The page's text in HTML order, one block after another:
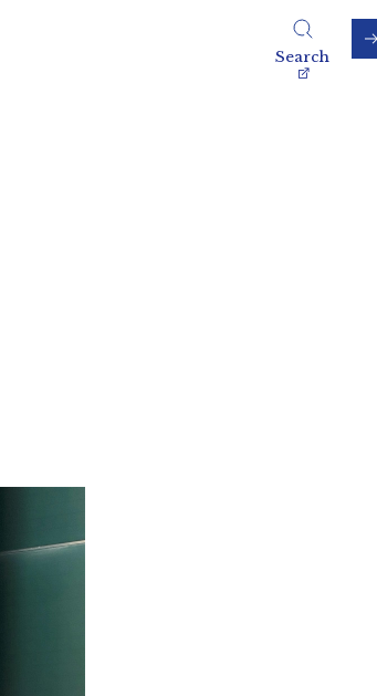
Search